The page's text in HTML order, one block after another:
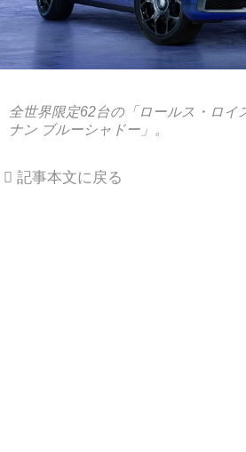
全世界限定62台の「ロールス・ロイ
ナン ブルーシャドー」。
記事本文に戻る